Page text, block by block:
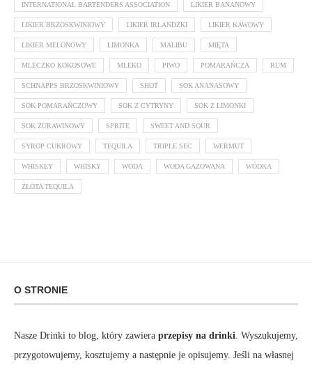
INTERNATIONAL BARTENDERS ASSOCIATION LIKIER BANANOWY
LIKIER BRZOSKWINIOWY LIKIER IRLANDZKI LIKIER KAWOWY
LIKIER MELONOWY LIMONKA MALIBU MIĘTA
MLECZKO KOKOSOWE MLEKO PIWO POMARAŃCZA RUM
SCHNAPPS BRZOSKWINIOWY SHOT SOK ANANASOWY
SOK POMARAŃCZOWY SOK Z CYTRYNY SOK Z LIMONKI
SOK ŻURAWINOWY SPRITE SWEET AND SOUR
SYROP CUKROWY TEQUILA TRIPLE SEC WERMUT
WHISKEY WHISKY WODA WODA GAZOWANA WÓDKA
ZŁOTA TEQUILA
O STRONIE
Nasze Drinki to blog, który zawiera przepisy na drinki. Wyszukujemy,
przygotowujemy, kosztujemy a następnie je opisujemy. Jeśli na własnej